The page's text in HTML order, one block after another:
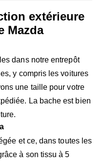
extérieure
Mazda
dans notre entrepôt
y compris les voitures
une taille pour votre
La bache est bien
et ce, dans toutes les
à son tissu à 5